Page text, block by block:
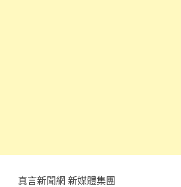
真言新聞網 新媒體集團